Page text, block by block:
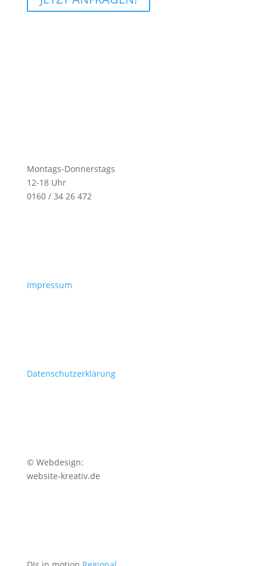
Montags-Donnerstags
12-18 Uhr
0160 / 34 26 472
Impressum
Datenschutzerklärung
© Webdesign:
website-kreativ.de